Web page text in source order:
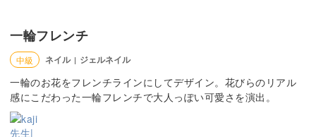
一輪フレンチ
中級 ネイル | ジェルネイル
一輪のお花をフレンチラインにしてデザイン。花びらのリアル
感にこだわった一輪フレンチで大人っぽい可愛さを演出。